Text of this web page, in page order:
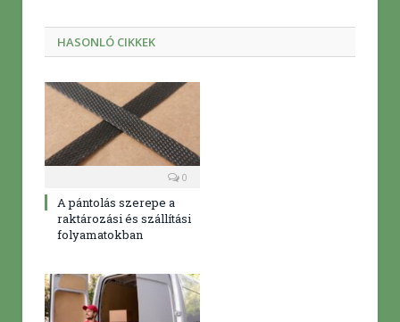
HASONLÓ CIKKEK
0
A pántolás szerepe a
raktározási és szállítási
folyamatokban